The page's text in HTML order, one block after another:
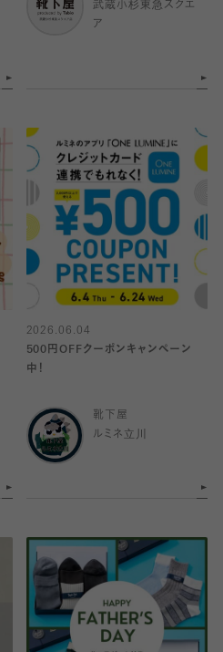
武蔵小杉東急スクエ
ア
2026.06.04
500円OFFクーポンキャンペーン
中！
靴下屋
ルミネ立川